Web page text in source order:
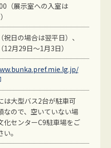
（展示室への入室は
祝日の場合は翌平日）、
12月29日～1月3日）
は大型バス2台が駐車可
なので、空いていない場
化センターC9駐車場をご
。